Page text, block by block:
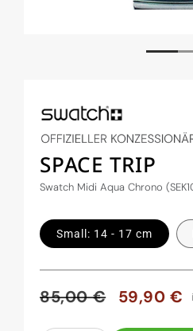
SPACE TRIP
Swatch Midi Aqua Chrono
Small: 14 - 17 cm
Normaler
85,00 € 59,90 €